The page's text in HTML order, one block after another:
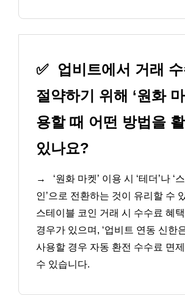
✅
업비트에서 거래
절약하기 위해 ‘원화 마
용할 때 어떤 방법을
있나요?
→
‘원화 마켓’ 이용 시 ‘테더’나 ‘
인’으로 전환하는 것이 유리할 수
스테이블 코인 거래 시 수수료 혜
경우가 있으며, ‘업비트 연동 신한
사용할 경우 자동 환전 수수료 면
수 있습니다.